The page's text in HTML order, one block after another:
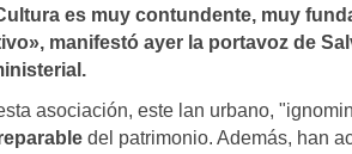
es muy contundente, muy
manifestó ayer la portavoz de
asociación, este lan urbano,
del patrimonio. Además, han